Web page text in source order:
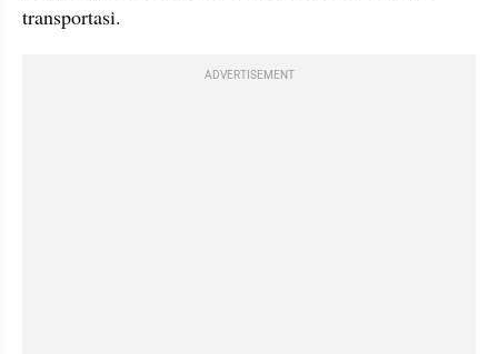
transportasi.
ADVERTISEMENT